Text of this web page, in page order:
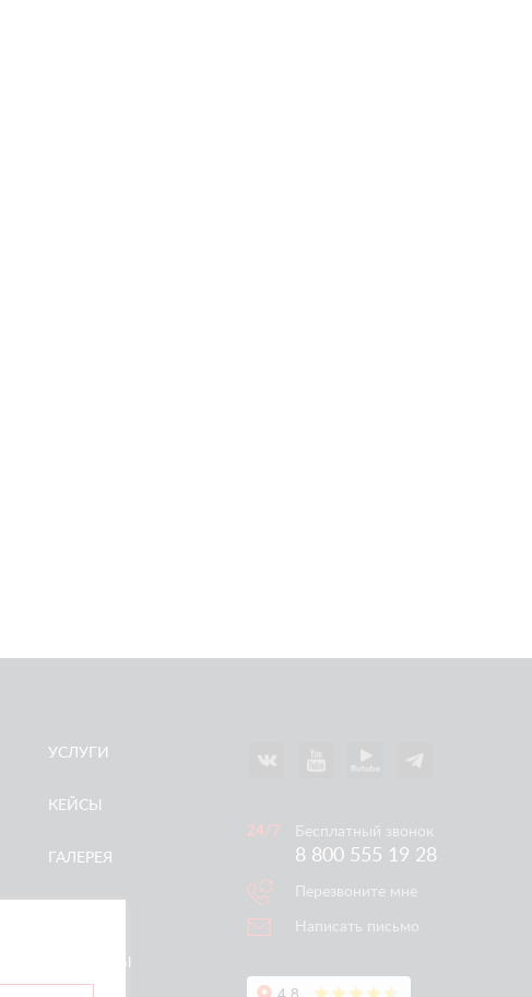
УСЛУГИ
КЕЙСЫ
ГАЛЕРЕЯ
Бесплатный звонок
8 800 555 19 28
Перезвоните мне
Написать письмо